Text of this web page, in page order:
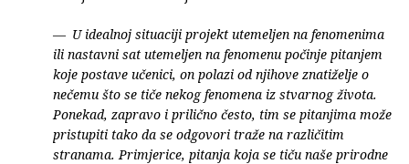
U idealnoj situaciji projekt utemeljen na fenomenima
ili nastavni sat utemeljen na fenomenu počinje pitanjem
koje postave učenici, on polazi od njihove znatiželje o
nečemu što se tiče nekog fenomena iz stvarnog života.
Ponekad, zapravo i prilično često, tim se pitanjima može
pristupiti tako da se odgovori traže na različitim
stranama. Primjerice, pitanja koja se tiču naše prirodne